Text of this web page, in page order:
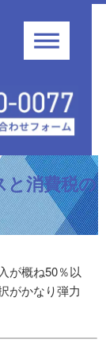
と消費税の
が概ね50％以
がかなり弾力